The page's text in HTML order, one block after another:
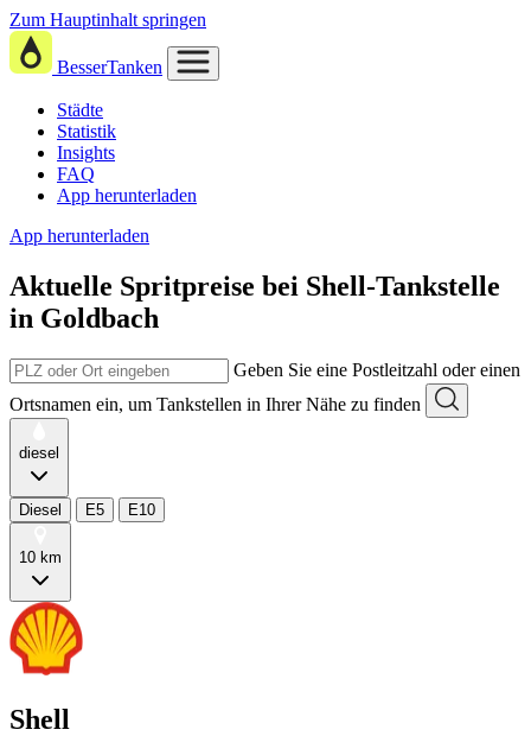
Zum Hauptinhalt springen
BesserTanken
Städte
Statistik
Insights
FAQ
App herunterladen
App herunterladen
Aktuelle Spritpreise bei Shell-Tankstelle
in Goldbach
Geben Sie eine Postleitzahl oder einen
Ortsnamen ein, um Tankstellen in Ihrer Nähe zu finden
diesel
Diesel E5 E10
10 km
Shell